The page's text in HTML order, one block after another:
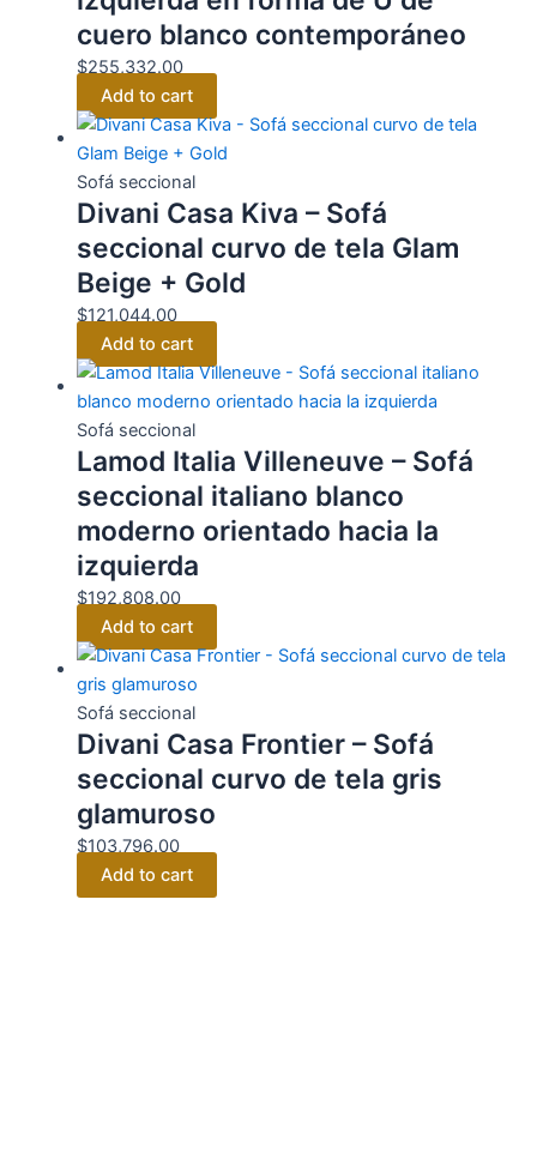
cuero blanco contemporáneo
$255,332.00
Add to cart
Sofá seccional
Divani Casa Kiva – Sofá
seccional curvo de tela Glam
Beige + Gold
$121,044.00
Add to cart
Sofá seccional
Lamod Italia Villeneuve – Sofá
seccional italiano blanco
moderno orientado hacia la
izquierda
$192,808.00
Add to cart
Sofá seccional
Divani Casa Frontier – Sofá
seccional curvo de tela gris
glamuroso
$103,796.00
Add to cart